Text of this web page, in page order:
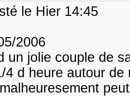
le Hier 14:45
2006
un jolie couple de
4 d heure autour